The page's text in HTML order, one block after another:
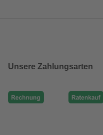
Unsere Zahlungsarten